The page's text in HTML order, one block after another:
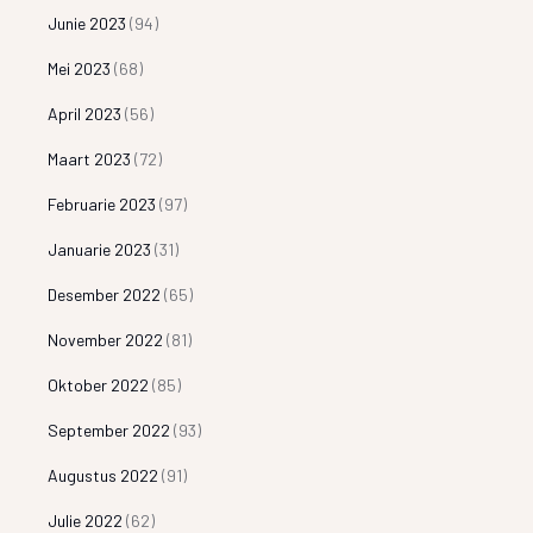
Junie 2023 (94)
Mei 2023 (68)
April 2023 (56)
Maart 2023 (72)
Februarie 2023 (97)
Januarie 2023 (31)
Desember 2022 (65)
November 2022 (81)
Oktober 2022 (85)
September 2022 (93)
Augustus 2022 (91)
Julie 2022 (62)